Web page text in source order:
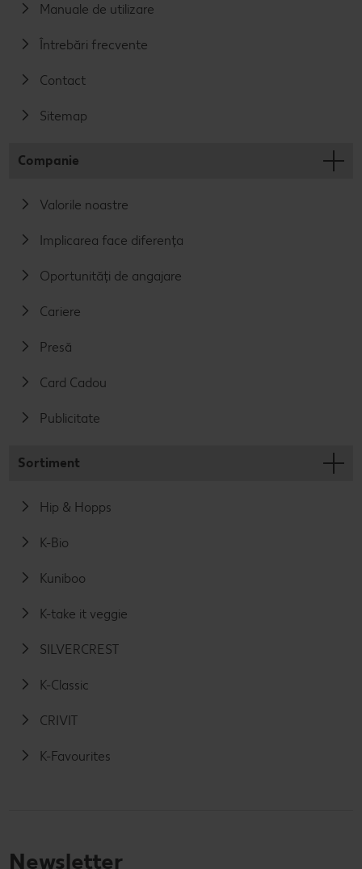
Manuale de utilizare
Întrebări frecvente
Contact
Sitemap
Companie
Valorile noastre
Implicarea face diferența
Oportunități de angajare
Cariere
Presă
Card Cadou
Publicitate
Sortiment
Hip & Hopps
K-Bio
Kuniboo
K-take it veggie
SILVERCREST
K-Classic
CRIVIT
K-Favourites
Newsletter